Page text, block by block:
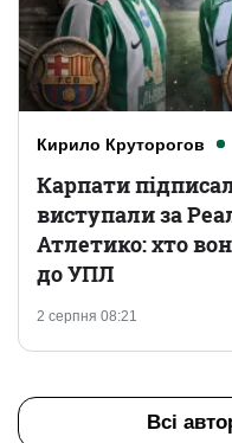
Кирило Круторогов
2 серпня 08:21
Карпати
виступали за
Атлетико: хто
до УПЛ
Всі